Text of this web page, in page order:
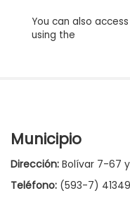
You can also
using the
Municipio
Dirección: Bolívar 7-67
Teléfono: (593-7)